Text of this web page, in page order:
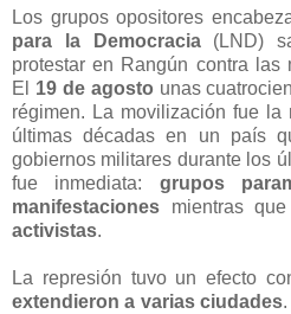
Los grupos opositores
para la Democracia(LND)
protestar en Rangún contra las
El 19 de agosto unas
régimen. La movilización fue
últimas décadas en un país
gobiernos militares durante los
fue inmediata: grupos
manifestaciones mientras que
activistas.
La represión tuvo un efecto
extendieron a varias ciudades.